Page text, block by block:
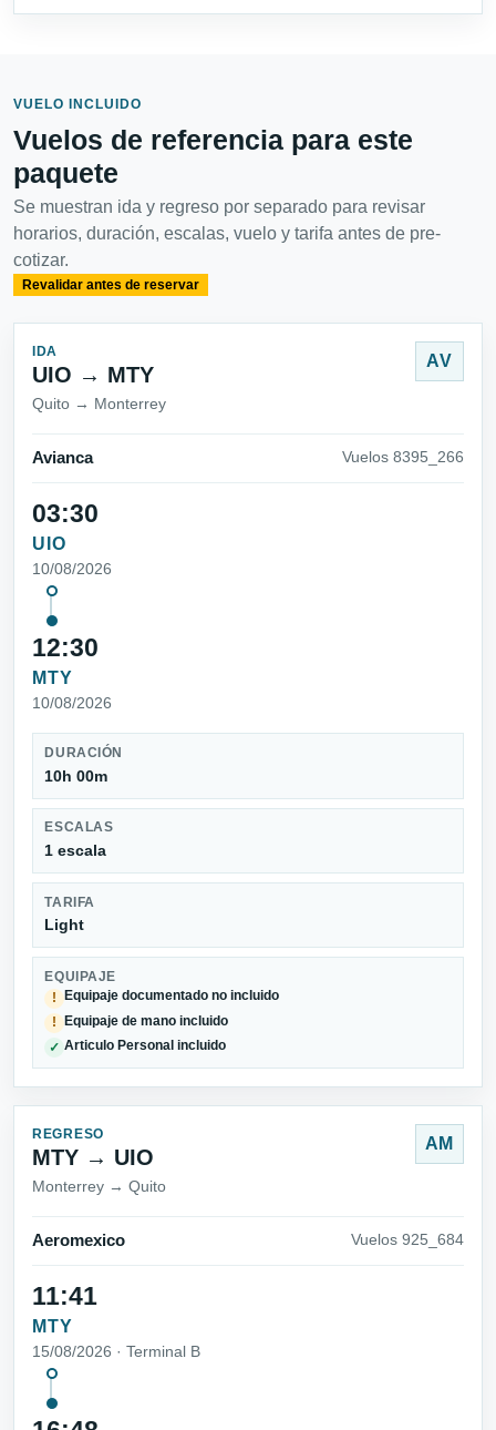
VUELO INCLUIDO
Vuelos de referencia para este
paquete
Se muestran ida y regreso por separado para revisar
horarios, duración, escalas, vuelo y tarifa antes de pre-
cotizar.
Revalidar antes de reservar
IDA
UIO → MTY
Quito → Monterrey
AV
Avianca Vuelos 8395_266
03:30
UIO
10/08/2026
12:30
MTY
10/08/2026
DURACIÓN
10h 00m
ESCALAS
1 escala
TARIFA
Light
EQUIPAJE
!
Equipaje documentado no incluido
! Equipaje de mano incluido
✓ Articulo Personal incluido
REGRESO
MTY → UIO
Monterrey → Quito
AM
Aeromexico Vuelos 925_684
11:41
MTY
15/08/2026 · Terminal B